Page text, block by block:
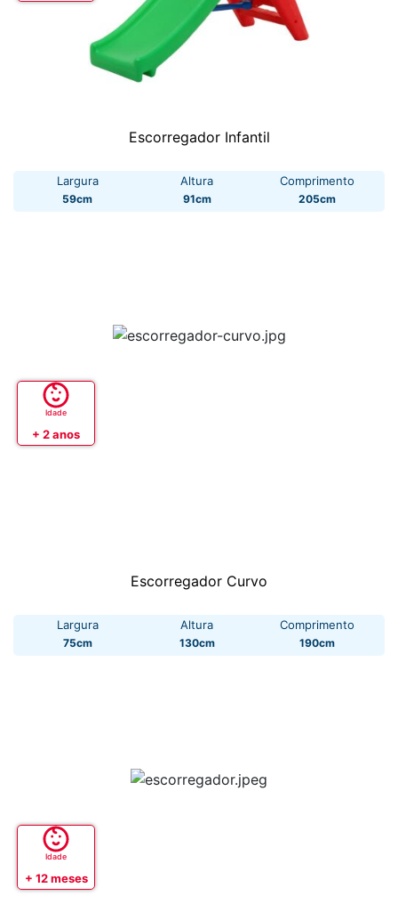
Escorregador Infantil
Largura
59cm
Altura
91cm
Comprimento
205cm
Idade
+ 2 anos
Escorregador Curvo
Largura
75cm
Altura
130cm
Comprimento
190cm
Idade
+ 12 meses